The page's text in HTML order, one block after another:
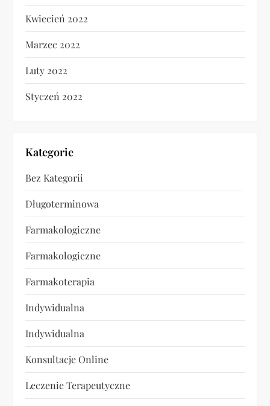
Kwiecień 2022
Marzec 2022
Luty 2022
Styczeń 2022
Kategorie
Bez Kategorii
Długoterminowa
Farmakologiczne
Farmakologiczne
Farmakoterapia
Indywidualna
Indywidualna
Konsultacje Online
Leczenie Terapeutyczne